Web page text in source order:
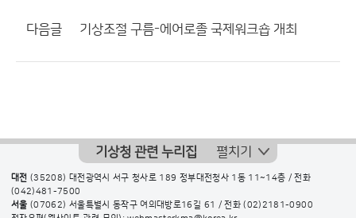
다음글 기상조절 구름-에어로졸 국제워크숍 개최
기상청 관련 누리집 펼치기
대전 (35208) 대전광역시 서구 청사로 189 정부대전청사 1동 11~14층 / 전화
(042)481-7500
서울 (07062) 서울특별시 동작구 여의대방로16길 61 / 전화(02)2181-0900